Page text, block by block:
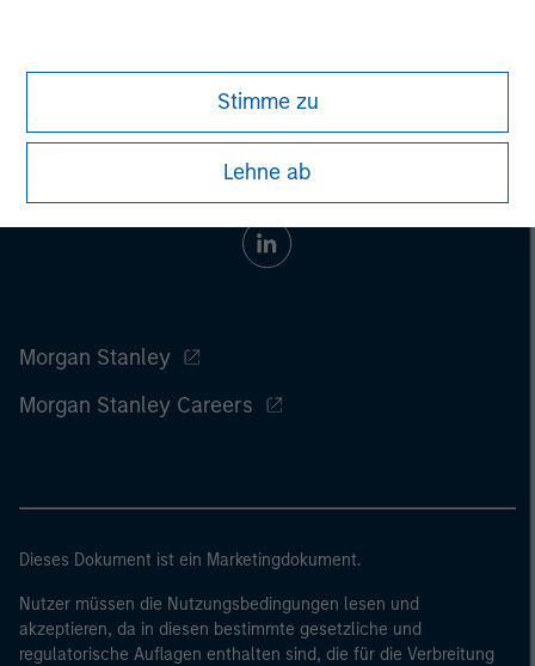
Stimme zu
Lehne ab
Morgan Stanley
Morgan Stanley Careers
Dieses Dokument ist ein Marketingdokument.
Nutzer müssen die Nutzungsbedingungen lesen und
akzeptieren, da in diesen bestimmte gesetzliche und
regulatorische Auflagen enthalten sind, die für die Verbreitung